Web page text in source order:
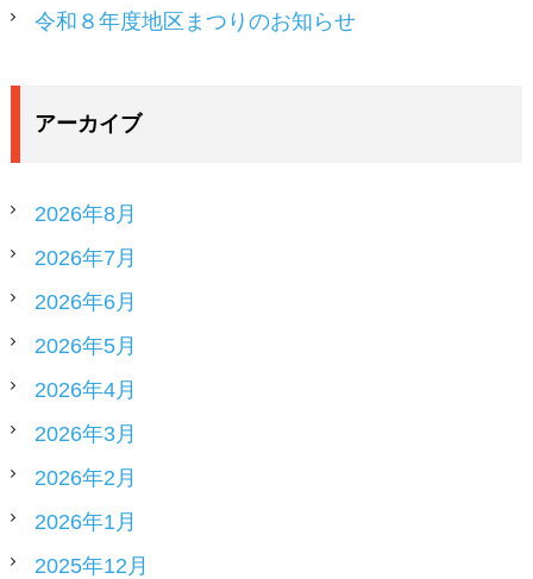
令和８年度地区まつりのお知らせ
アーカイブ
2026年8月
2026年7月
2026年6月
2026年5月
2026年4月
2026年3月
2026年2月
2026年1月
2025年12月